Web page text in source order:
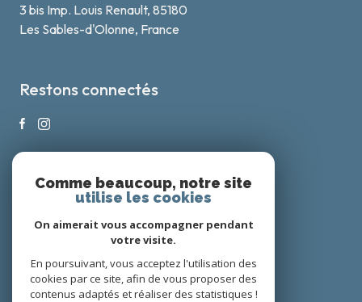
3 bis Imp. Louis Renault, 85180
Les Sables-d'Olonne, France
Restons connectés
Nos honoraires
Plan du site
Comme beaucoup, notre site
utilise les cookies
On aimerait vous accompagner pendant
votre visite.
En poursuivant, vous acceptez l'utilisation des
cookies par ce site, afin de vous proposer des
contenus adaptés et réaliser des statistiques !